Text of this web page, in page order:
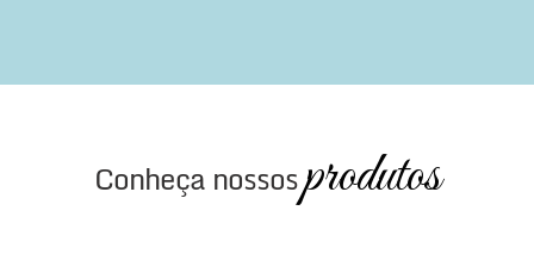
Conheça nossosprodutos